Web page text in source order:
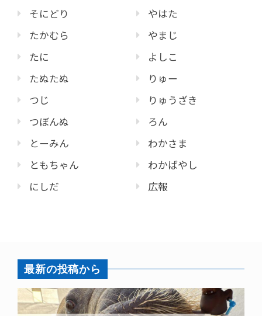
そにどり
たかむら
たに
たぬたぬ
つじ
つぼんぬ
とーみん
ともちゃん
にしだ
やはた
やまじ
よしこ
りゅー
りゅうざき
ろん
わかさま
わかばやし
広報
最新の投稿から